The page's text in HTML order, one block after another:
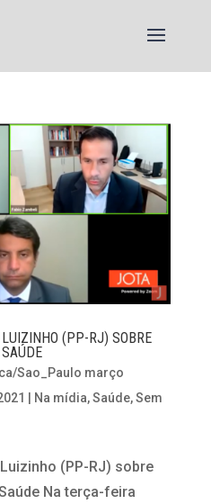
(PP-RJ) SOBRE
Sao_Paulo março
Na mídia,Saúde,Sem
(PP-RJ) sobre
Na terça-feira